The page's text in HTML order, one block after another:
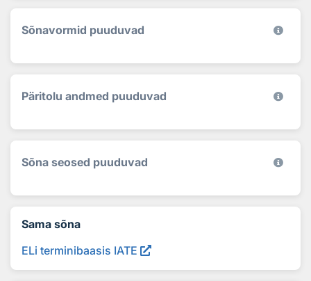
Sõnavormid puuduvad
Päritolu andmed puuduvad
Sõna seosed puuduvad
Sama sõna
ELi terminibaasis IATE